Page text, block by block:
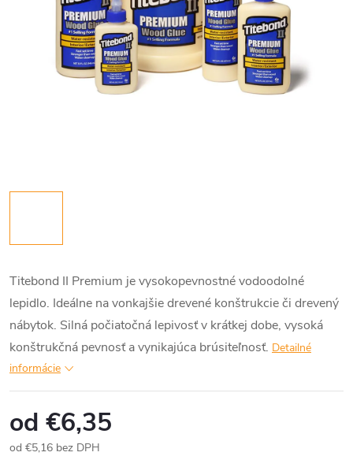
Titebond II Premium je vysokopevnostné vodoodolné
lepidlo. Ideálne na vonkajšie drevené konštrukcie či drevený
nábytok. Silná počiatočná lepivosť v krátkej dobe, vysoká
konštrukčná pevnosť a vynikajúca brúsiteľnosť. Detailné
informácie
od €6,35
od €5,16 bez DPH